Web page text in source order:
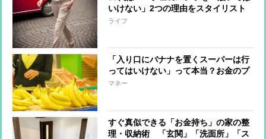
いけない」2つの理由をスタイリスト
が解説
ライフ
「入り口にバナナを置くスーパーは行
ってはいけない」って本当？お金のプ
ロの見解
マネー
すぐ真似できる「お金持ち」の家の整
理・収納術 「玄関」「洗面所」「ス